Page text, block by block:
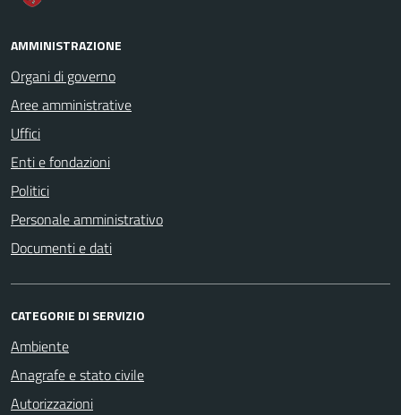
AMMINISTRAZIONE
Organi di governo
Aree amministrative
Uffici
Enti e fondazioni
Politici
Personale amministrativo
Documenti e dati
CATEGORIE DI SERVIZIO
Ambiente
Anagrafe e stato civile
Autorizzazioni